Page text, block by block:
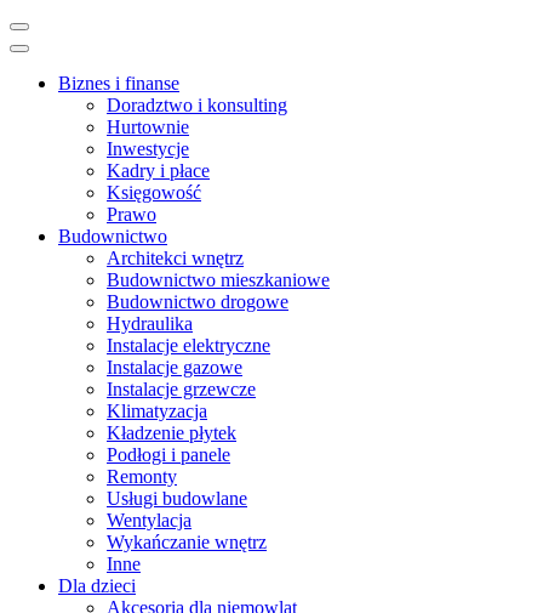
Skip
to
(Press
Biznes i finanse
Doradztwo i konsulting
Hurtownie
Inwestycje
Kadry i płace
Księgowość
Prawo
Budownictwo
Architekci wnętrz
Budownictwo mieszkaniowe
Budownictwo drogowe
Hydraulika
Instalacje elektryczne
Instalacje gazowe
Instalacje grzewcze
Klimatyzacja
Kładzenie płytek
Podłogi i panele
Remonty
Usługi budowlane
Wentylacja
Wykańczanie wnętrz
Inne
Dla dzieci
Akcesoria dla niemowląt